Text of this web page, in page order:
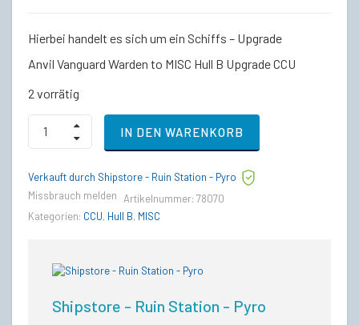
Hierbei handelt es sich um ein Schiffs – Upgrade
Anvil Vanguard Warden to MISC Hull B Upgrade CCU
2 vorrätig
Anvil
Vanguard
Warden
MISC
Hull
Upgrade
IN DEN WARENKORB
Verkauft durch Shipstore - Ruin Station - Pyro
Missbrauch melden
Artikelnummer: 78070
Kategorien: CCU, Hull B, MISC
Shipstore - Ruin Station - Pyro